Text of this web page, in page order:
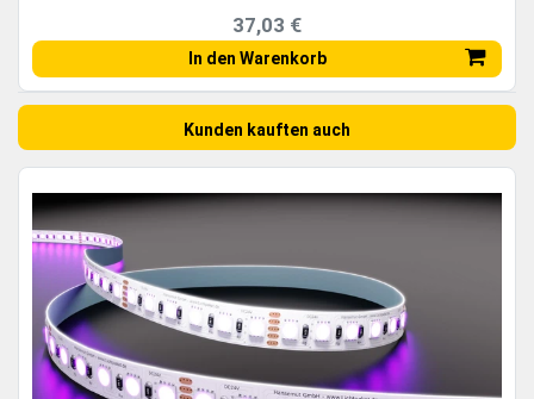
37,03 €
In den Warenkorb
Kunden kauften auch